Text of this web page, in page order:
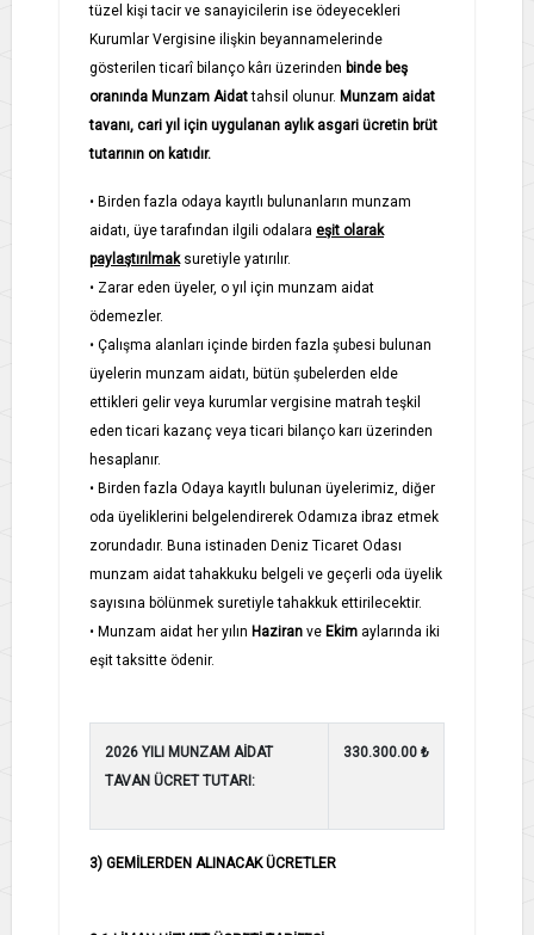
tüzel kişi tacir ve sanayicilerin ise ödeyecekleri
Kurumlar Vergisine ilişkin beyannamelerinde
gösterilen ticarî bilanço kârı üzerinden binde beş
oranında Munzam Aidat tahsil olunur. Munzam aidat
tavanı, cari yıl için uygulanan aylık asgari ücretin brüt
tutarının on katıdır.
• Birden fazla odaya kayıtlı bulunanların munzam
aidatı, üye tarafından ilgili odalara eşit olarak
paylaştırılmak suretiyle yatırılır.
• Zarar eden üyeler, o yıl için munzam aidat
ödemezler.
• Çalışma alanları içinde birden fazla şubesi bulunan
üyelerin munzam aidatı, bütün şubelerden elde
ettikleri gelir veya kurumlar vergisine matrah teşkil
eden ticari kazanç veya ticari bilanço karı üzerinden
hesaplanır.
• Birden fazla Odaya kayıtlı bulunan üyelerimiz, diğer
oda üyeliklerini belgelendirerek Odamıza ibraz etmek
zorundadır. Buna istinaden Deniz Ticaret Odası
munzam aidat tahakkuku belgeli ve geçerli oda üyelik
sayısına bölünmek suretiyle tahakkuk ettirilecektir.
• Munzam aidat her yılın Haziran ve Ekim aylarında iki
eşit taksitte ödenir.
2026 YILI MUNZAM AİDAT
TAVAN ÜCRET TUTARI:
330.300.00 ₺
3) GEMİLERDEN ALINACAK ÜCRETLER